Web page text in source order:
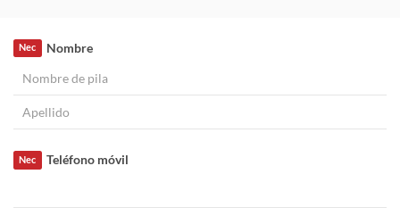
Nombre
Nec
Teléfono móvil
Nec